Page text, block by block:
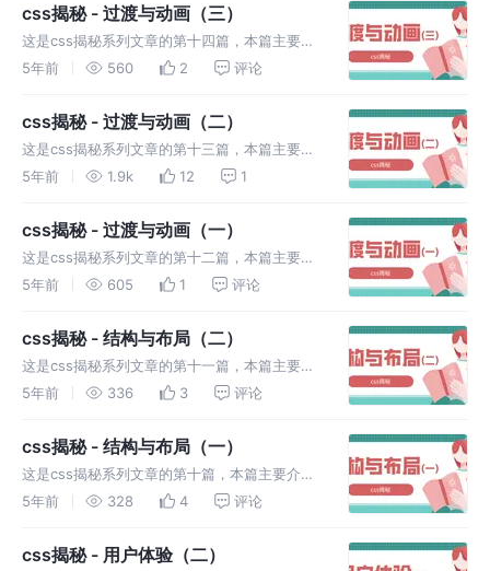
css揭秘 - 过渡与动画（三）
这是css揭秘系列文章的第十四篇，本篇主要介
绍使用css可以实现的过渡与动画——沿环形路
5年前 560 2 评论
css揭秘 - 过渡与动画（二）
这是css揭秘系列文章的第十三篇，本篇主要介
绍使用css可以实现的过渡与动画。包括闪烁效
5年前 1.9k 12 1
css揭秘 - 过渡与动画（一）
这是css揭秘系列文章的第十二篇，本篇主要介
绍使用css可以实现的过渡与动画。包括缓动效
5年前 605 1 评论
css揭秘 - 结构与布局（二）
这是css揭秘系列文章的第十一篇，本篇主要介
绍使用css可以实现的结构与布局。包括垂直居
5年前 336 3 评论
css揭秘 - 结构与布局（一）
这是css揭秘系列文章的第十篇，本篇主要介绍
使用css可以实现的结构与布局。包括自适应内
5年前 328 4 评论
css揭秘 - 用户体验（二）